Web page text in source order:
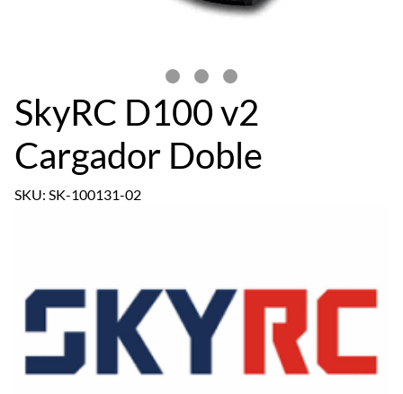
SkyRC D100 v2
Cargador Doble
SKU: SK-100131-02